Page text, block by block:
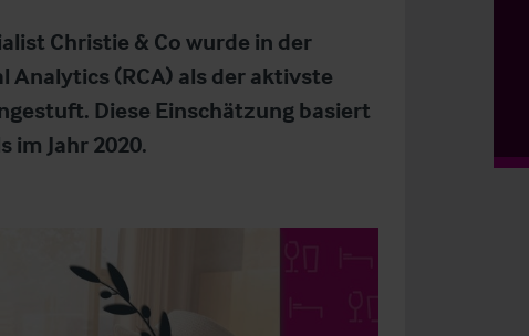
Christie & Co wurde in der
Analytics (RCA) als der aktivste
Diese Einschätzung basiert
im Jahr 2020.